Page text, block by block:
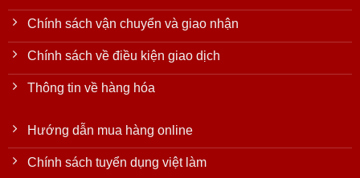
Chính sách vận chuyển và giao nhận
Chính sách về điều kiện giao dịch
Thông tin về hàng hóa
Hướng dẫn mua hàng online
Chính sách tuyển dụng việt làm